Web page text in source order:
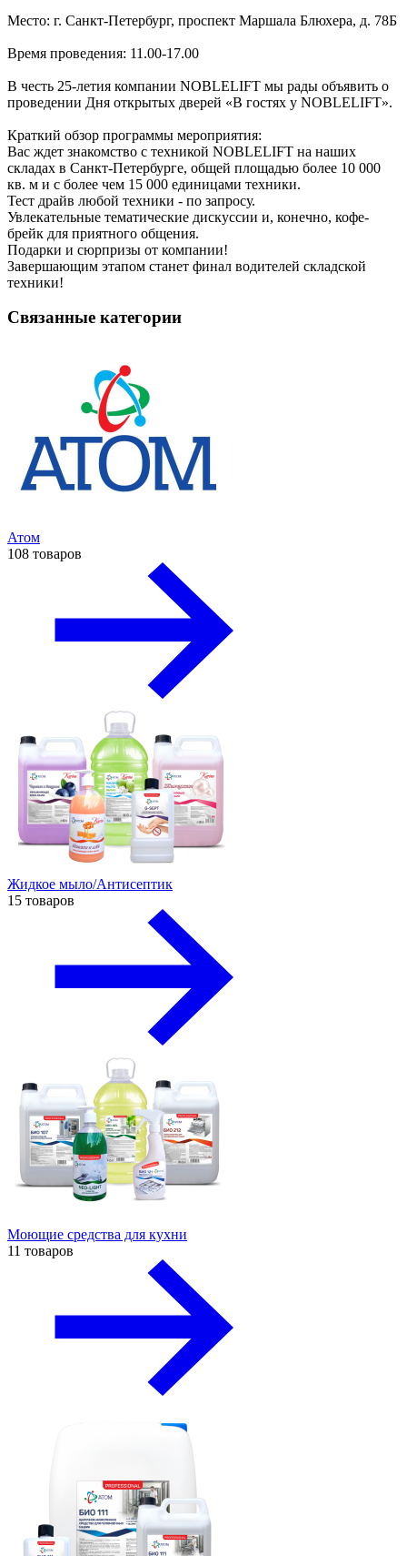
Место: г. Санкт-Петербург, проспект Маршала Блюхера, д. 78Б
Время проведения: 11.00-17.00
В честь 25-летия компании NOBLELIFT мы рады объявить о
проведении Дня открытых дверей «В гостях у NOBLELIFT».
Краткий обзор программы мероприятия:
Вас ждет знакомство с техникой NOBLELIFT на наших
складах в Санкт-Петербурге, общей площадью более 10 000
кв. м и с более чем 15 000 единицами техники.
Тест драйв любой техники - по запросу.
Увлекательные тематические дискуссии и, конечно, кофе-
брейк для приятного общения.
Подарки и сюрпризы от компании!
Завершающим этапом станет финал водителей складской
техники!
Связанные категории
Атом
108 товаров
Жидкое мыло/Антисептик
15 товаров
Моющие средства для кухни
11 товаров